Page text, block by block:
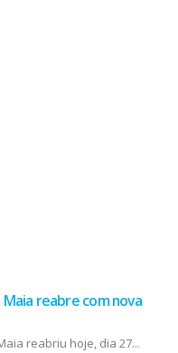
reabre com nova
reabriu hoje, dia 27...